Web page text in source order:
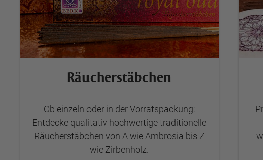
Räucherstäbchen
Ob einzeln oder in der Vorratspackung:
Entdecke qualitativ hochwertige traditionelle
Räucherstäbchen von A wie Ambrosia bis Z
wie Zirbenholz.